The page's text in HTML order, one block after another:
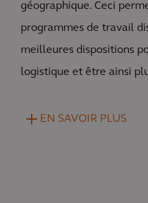
géographique. Ceci
programmes de travail
meilleures dispositions
logistique et être ainsi
EN SAVOIR PLUS